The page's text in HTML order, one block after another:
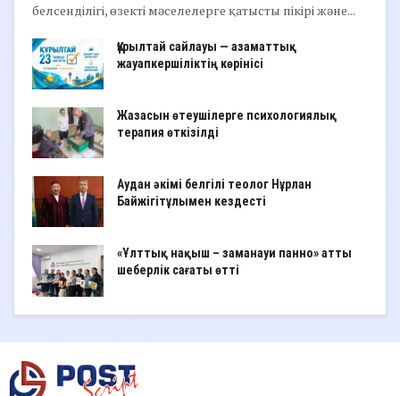
белсенділігі, өзекті мәселелерге қатысты пікірі және...
Құрылтай сайлауы — азаматтық
жауапкершіліктің көрінісі
Жазасын өтеушілерге психологиялық
терапия өткізілді
Аудан әкімі белгілі теолог Нұрлан
Байжігітұлымен кездесті
«Ұлттық нақыш – заманауи панно» атты
шеберлік сағаты өтті